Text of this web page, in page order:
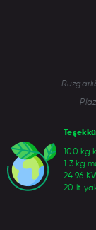
100 kg
1.3 kg
24.96
20 lt